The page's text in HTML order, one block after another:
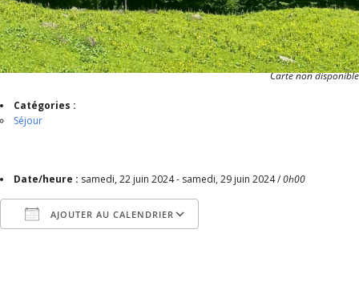
Carte non disponible
Catégories :
Séjour
Date/heure : samedi, 22 juin 2024 - samedi, 29 juin 2024 /0h00
AJOUTER AU CALENDRIER